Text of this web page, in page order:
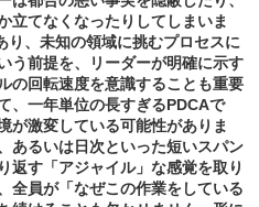
立てなくなったりしてしまいま
り、未知の領域に挑むプロセスに
う前提を、リーダーが明確に示す
の回転速度を意識することも重要
、一年単位の長すぎるPDCAで
が激変している可能性がありま
あるいは日次といった短いスパン
返す「アジャイル」な感覚を取り
全員が「なぜこの作業をしている